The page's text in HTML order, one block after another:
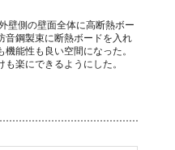
壁側の壁面全体に高断熱ボー
音鋼製束に断熱ボードを入れ
能性も良い空間になった。
楽にできるようにした。